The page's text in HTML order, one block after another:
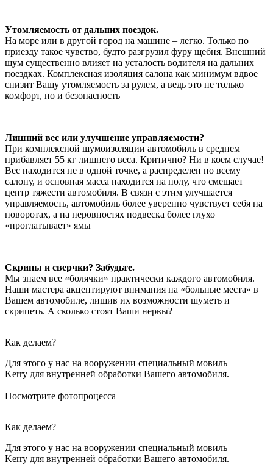
Утомляемость от дальних поездок.
На море или в другой город на машине – легко. Только по
приезду такое чувство, будто разгрузил фуру щебня. Внешний
шум существенно влияет на усталость водителя на дальних
поездках. Комплексная изоляция салона как минимум вдвое
снизит Вашу утомляемость за рулем, а ведь это не только
комфорт, но и безопасность
Лишний вес или улучшение управляемости?
При комплексной шумоизоляции автомобиль в среднем
прибавляет 55 кг лишнего веса. Критично? Ни в коем случае!
Вес находится не в одной точке, а распределен по всему
салону, и основная масса находится на полу, что смещает
центр тяжести автомобиля. В связи с этим улучшается
управляемость, автомобиль более уверенно чувствует себя на
поворотах, а на неровностях подвеска более глухо
«проглатывает» ямы
Скрипы и сверчки? Забудьте.
Мы знаем все «болячки» практически каждого автомобиля.
Наши мастера акцентируют внимания на «больные места» в
Вашем автомобиле, лишив их возможности шуметь и
скрипеть. А сколько стоят Ваши нервы?
Как делаем?
Для этого у нас на вооружении специальный мовиль
Kerry для внутренней обработки Вашего автомобиля.
Посмотрите фотопроцесса
Как делаем?
Для этого у нас на вооружении специальный мовиль
Kerry для внутренней обработки Вашего автомобиля.